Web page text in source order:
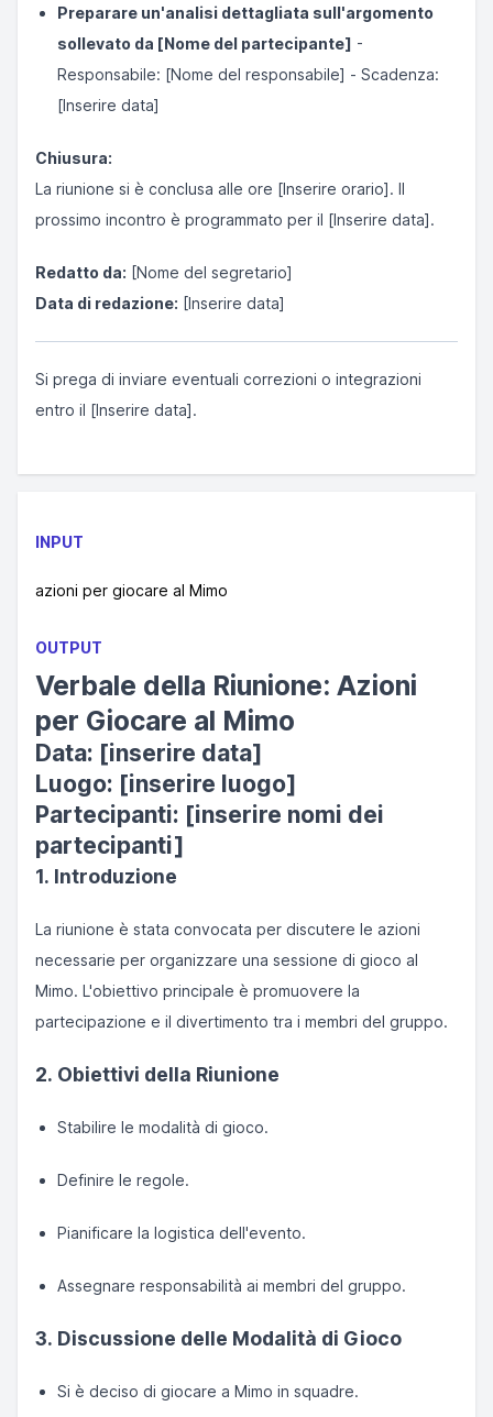
Preparare un'analisi dettagliata sull'argomento
sollevato da [Nome del partecipante] -
Responsabile: [Nome del responsabile] - Scadenza:
[Inserire data]
Chiusura:
La riunione si è conclusa alle ore [Inserire orario]. Il
prossimo incontro è programmato per il [Inserire data].
Redatto da: [Nome del segretario]
Data di redazione: [Inserire data]
Si prega di inviare eventuali correzioni o integrazioni
entro il [Inserire data].
INPUT
azioni per giocare al Mimo
OUTPUT
Verbale della Riunione: Azioni
per Giocare al Mimo
Data: [inserire data]
Luogo: [inserire luogo]
Partecipanti: [inserire nomi dei
partecipanti]
1. Introduzione
La riunione è stata convocata per discutere le azioni
necessarie per organizzare una sessione di gioco al
Mimo. L'obiettivo principale è promuovere la
partecipazione e il divertimento tra i membri del gruppo.
2. Obiettivi della Riunione
Stabilire le modalità di gioco.
Definire le regole.
Pianificare la logistica dell'evento.
Assegnare responsabilità ai membri del gruppo.
3. Discussione delle Modalità di Gioco
Si è deciso di giocare a Mimo in squadre.